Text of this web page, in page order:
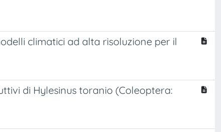
climatici ad alta risoluzione per il
di Hylesinus toranio (Coleoptera: